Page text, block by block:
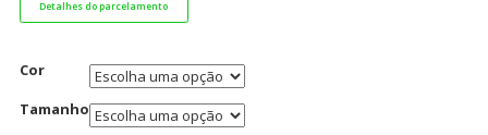
Detalhes do parcelamento
Cor
Tamanho